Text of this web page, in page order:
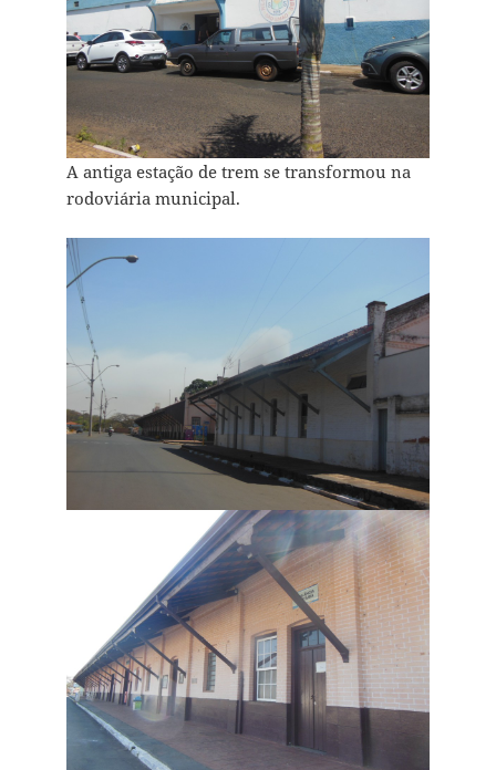
A antiga estação de trem se transformou na
rodoviária municipal.